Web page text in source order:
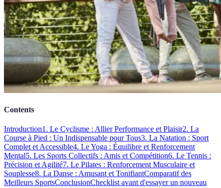
Contents
Introduction1. Le Cyclisme : Allier Performance et Plaisir2. La
Course à Pied : Un Indispensable pour Tous3. La Natation : Sport
Complet et Accessible4. Le Yoga : Équilibre et Renforcement
Mental5. Les Sports Collectifs : Amis et Compétition6. Le Tennis :
Précision et Agilité7. Le Pilates : Renforcement Musculaire et
Souplesse8. La Danse : Amusant et TonifiantComparatif des
Meilleurs SportsConclusionChecklist avant d'essayer un nouveau